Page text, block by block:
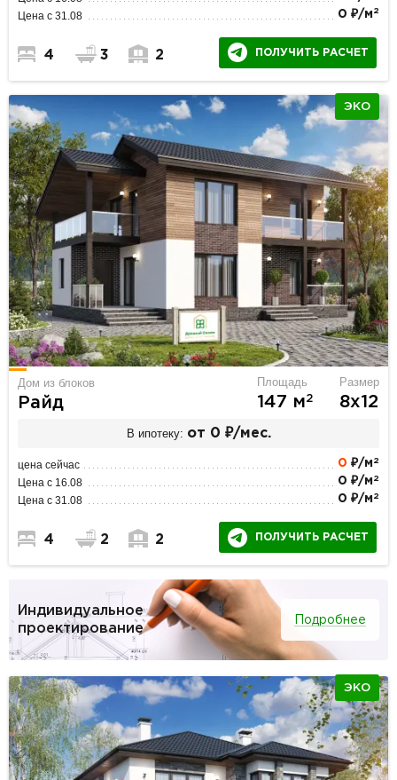
Цена с 31.08 0 ₽/м 2
4 3 2 ПОЛУЧИТЬ РАСЧЕТ
ЭКО
Дом из блоков
Райд
Площадь
147 м2
Размер
8х12
В ипотеку: от 0 ₽/мес.
цена сейчас 0 ₽/м 2
Цена с 16.08 0 ₽/м 2
Цена с 31.08 0 ₽/м 2
4 2 2 ПОЛУЧИТЬ РАСЧЕТ
Индивидуальное
проектирование
Подробнее
ЭКО